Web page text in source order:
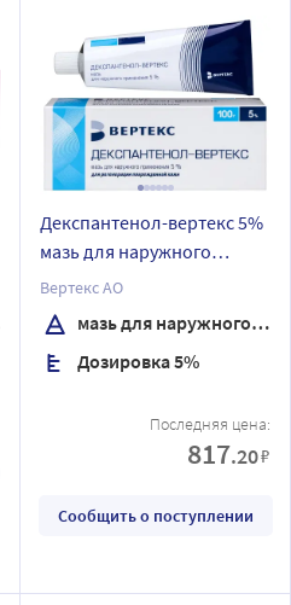
Декспантенол-вертекс 5%
мазь для наружного
применения 100 гр
Вертекс АО
мазь для наружного применения
Дозировка 5%
Последняя цена:
817.20₽
Сообщить о поступлении